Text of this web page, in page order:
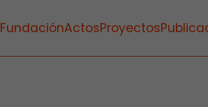
FundaciónActosProyectos